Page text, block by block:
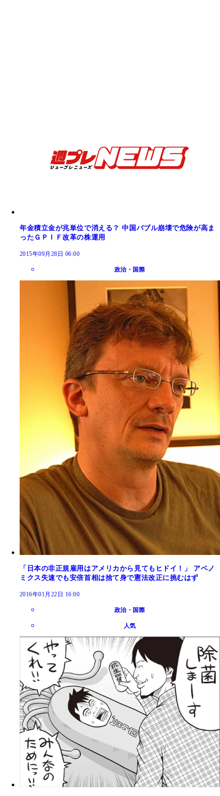
年金積立金が兆単位で消える？ 中国バブル崩壊で危険が高ま
ったＧＰＩＦ改革の株運用
2015年09月28日 06:00
政治・国際
「日本の非正規雇用はアメリカから見てもヒドイ！」 アベノ
ミクス失速でも安倍首相は捨て身で憲法改正に挑むはず
2016年01月22日 16:00
政治・国際
人気